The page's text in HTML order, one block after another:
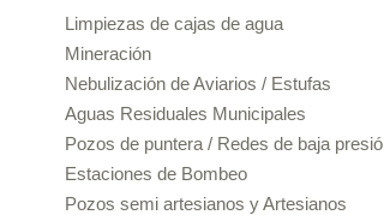
Limpiezas de cajas de agua
Mineración
Nebulización de Aviarios / Estufas
Aguas Residuales Municipales
Pozos de puntera / Redes de baja
Estaciones de Bombeo
Pozos semi artesianos y Artesianos